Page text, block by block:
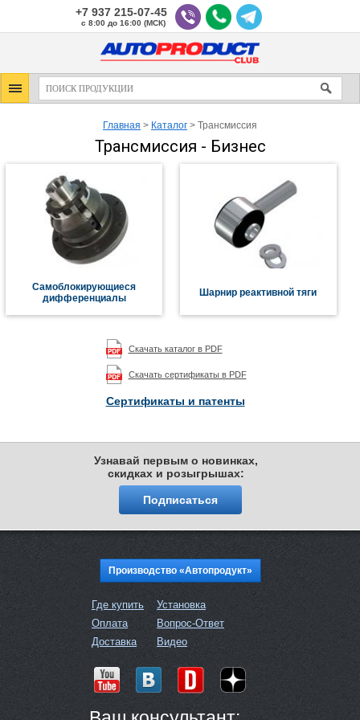
+7 937 215-07-45
с 8:00 до 16:00 (МСК)
Главная > Каталог > Трансмиссия
Трансмиссия - Бизнес
Самоблокирующиеся
дифференциалы
Шарнир реактивной тяги
Скачать каталог в PDF
Скачать сертификаты в PDF
Сертификаты и патенты
Узнавай первым о новинках,
скидках и розыгрышах:
Подписаться
Производство «Автопродукт»
Где купить
Оплата
Доставка
Установка
Вопрос-Ответ
Видео